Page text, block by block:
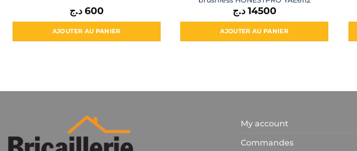
600 د.ج
AJOUTER AU PANIER
14500 د.ج
AJOUTER AU PANIER
My account
Commandes